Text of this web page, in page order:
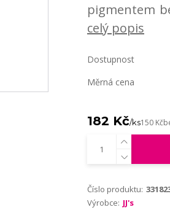
pigmentem
celý popis
Dostupnost
Měrná cena
182 Kč/ks150 Kč
Číslo produktu:
Výrobce: JJ's